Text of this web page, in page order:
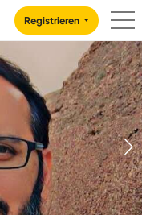
Registrieren